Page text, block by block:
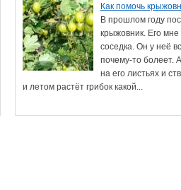
Как помочь
В прошлом году
крыжовник. Его мне
соседка. Он у неё
почему-то болеет.
на его листьях и
и летом растёт грибок какой...